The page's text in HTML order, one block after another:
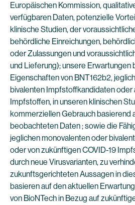
Europäischen Kommission,
verfügbaren Daten, potenzielle
klinische Studien, der
behördliche Einreichungen,
oder Zulassungen und
und Lieferung); unsere Erwartungen
Eigenschaften von BNT162b2,
bivalenten Impfstoffkandidaten oder
Impfstoffen, in unseren klinischen
kommerziellen Gebrauch basierend
beobachteten Daten ; sowie die
jeglichen monovalenten oder
oder von zukünftigen COVID-19
durch neue Virusvarianten, zu
zukunftsgerichteten Aussagen in
basieren auf den aktuellen
von BioNTech in Bezug auf